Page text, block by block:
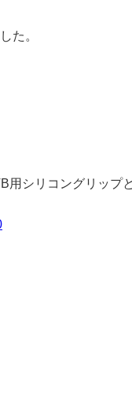
た。
シリコングリップ